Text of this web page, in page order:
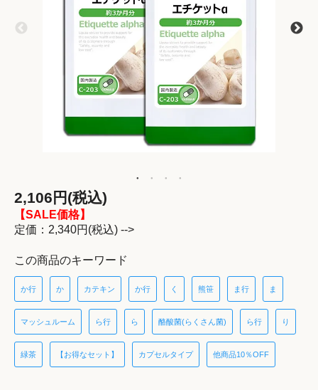
2,106円(税込)
【SALE価格】
定価：2,340円(税込) -->
この商品のキーワード
か行 か カテキン か行 く 熊笹 ま行 ま
マッシュルーム ら行 ら 酪酸菌(らくさん菌) ら行 り
緑茶 【お得なセット】 カプセルタイプ 他商品10％OFF